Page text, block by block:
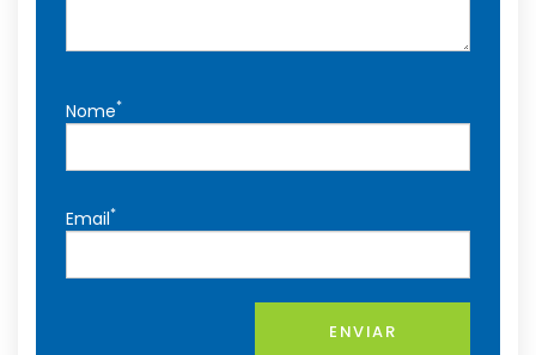
Nome*
Email*
ENVIAR